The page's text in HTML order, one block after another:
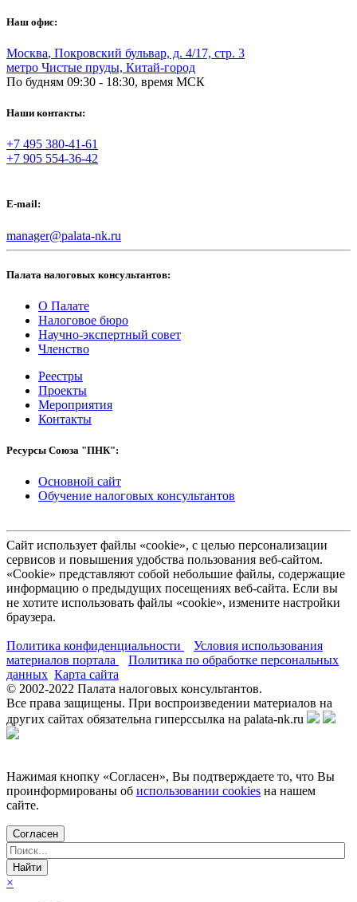
Наш офис:
Москва, Покровский бульвар, д. 4/17, стр. 3
метро Чистые пруды, Китай-город
По будням 09:30 - 18:30, время МСК
Наши контакты:
+7 495 380-41-61
+7 905 554-36-42
E-mail:
manager@palata-nk.ru
Палата налоговых консультантов:
О Палате
Налоговое бюро
Научно-экспертный совет
Членство
Реестры
Проекты
Мероприятия
Контакты
Ресурсы Союза "ПНК":
Основной сайт
Обучение налоговых консультантов
Сайт использует файлы «cookie», с целью персонализации
сервисов и повышения удобства пользования веб-сайтом.
«Cookie» представляют собой небольшие файлы, содержащие
информацию о предыдущих посещениях веб-сайта. Если вы
не хотите использовать файлы «cookie», измените настройки
браузера.
Политика конфиденциальности
Условия использования
материалов портала
Политика по обработке персональных
данных Карта сайта
© 2002-2022 Палата налоговых консультантов.
Все права защищены. При воспроизведении материалов на
других сайтах обязательна гиперссылка на palata-nk.ru
Нажимая кнопку «Согласен», Вы подтверждаете то, что Вы
проинформированы об использовании cookies на нашем
сайте.
Согласен
×